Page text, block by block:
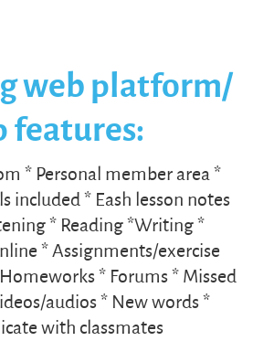
web platform/
features:
* Personal member area *
included * Eash lesson notes
* Reading *Writing *
* Assignments/exercise
* Forums * Missed
audios * New words *
with classmates